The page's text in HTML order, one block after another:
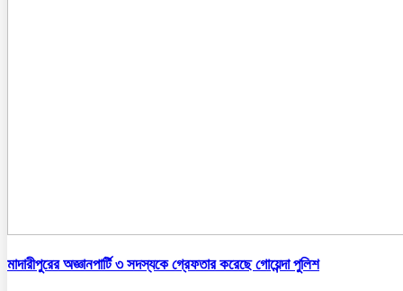
মাদারীপুরের অজ্ঞানপার্টি ৩ সদস্যকে গ্রেফতার করেছে গোয়েন্দা পুলিশ